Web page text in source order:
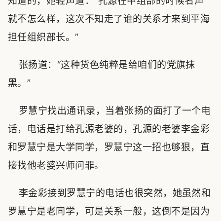
就不怎么样，这次不知走了谁的关系才来到平海
担任组织部长。”
张扬道：“这种货色纯粹是给咱们的党旗抹
黑。”
罗慧宁找出通讯录，当着张扬的面打了一个电
话，电话是打给孔源老婆的，孔源的老婆李金彩
和罗慧宁是大学同学，罗慧宁这一招也够狠，直
接找他老婆兴师问罪。
李金彩接到罗慧宁的电话也很突然，她虽然和
罗慧宁是老同学，可是关系一般，这倒不是因为